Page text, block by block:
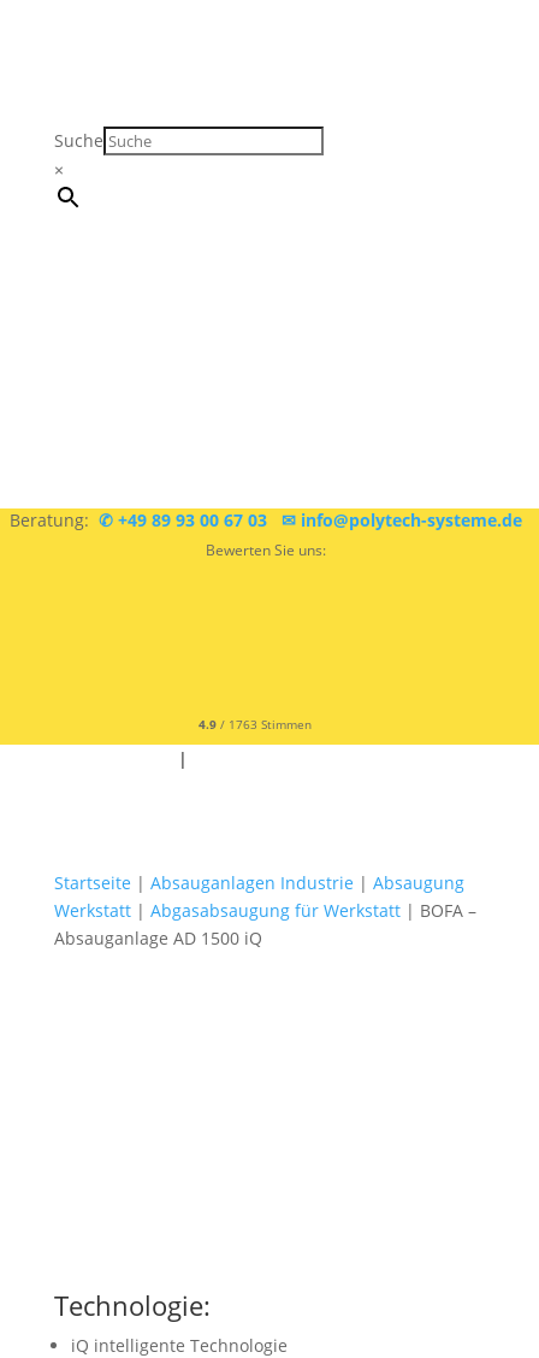
Suche
×
Beratung: ✆ +49 89 93 00 67 03 ✉ info@polytech-systeme.de
Bewerten Sie uns:
4.9/ 1763 Stimmen
|
Startseite | Absauganlagen Industrie | Absaugung
Werkstatt| Abgasabsaugung für Werkstatt| BOFA –
Absauganlage AD 1500 iQ
Technologie:
iQ intelligente Technologie